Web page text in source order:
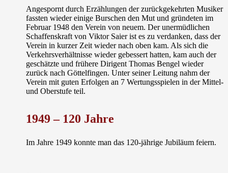
Angespornt durch Erzählungen der zurückgekehrten Musiker
fassten wieder einige Burschen den Mut und gründeten im
Februar 1948 den Verein von neuem. Der unermüdlichen
Schaffenskraft vonViktor Saierist es zu verdanken, dass der
Verein in kurzer Zeit wieder nach oben kam. Als sich die
Verkehrsverhältnisse wieder gebessert hatten, kam auch der
geschätzte und frühere Dirigent Thomas Bengel wieder
zurück nach Göttelfingen. Unter seiner Leitung nahm der
Verein mit guten Erfolgen an 7 Wertungsspielen in der Mittel-
und Oberstufe teil.
1949 – 120 Jahre
Im Jahre 1949 konnte man das 120-jährige Jubiläum feiern.